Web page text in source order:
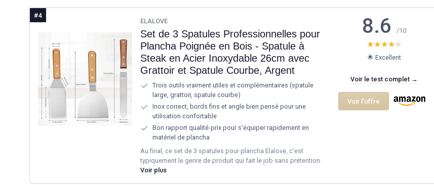
#4
ELALOVE
Set de 3 Spatules Professionnelles pour
Plancha Poignée en Bois - Spatule à
Steak en Acier Inoxydable 26cm avec
Grattoir et Spatule Courbe, Argent
Trois outils vraiment utiles et complémentaires (spatule
large, grattoir, spatule courbe)
Inox correct, bords fins et angle bien pensé pour une
utilisation confortable
Bon rapport qualité-prix pour s’équiper rapidement en
matériel de plancha
Au final, ce set de 3 spatules pour plancha Elalove, c’est
typiquement le genre de produit qui fait le job sans prétention.
Voir plus
8.6/10
★★★★★
★★★★★
🌟 Excellent
Voir le test complet →
Voir l'offre